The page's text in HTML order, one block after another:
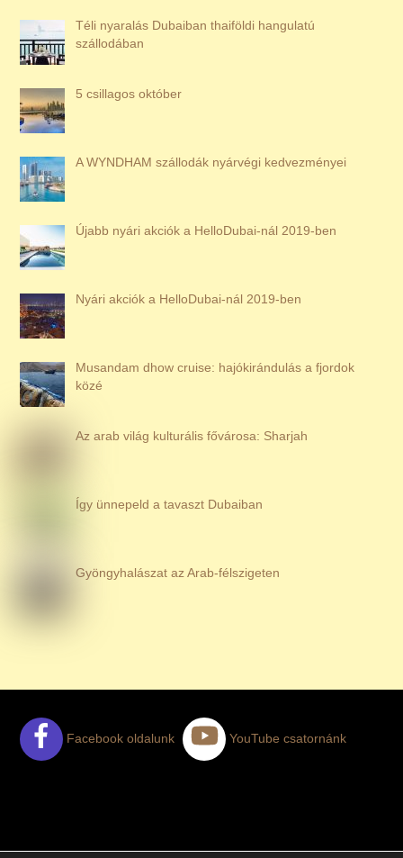
Téli nyaralás Dubaiban thaiföldi hangulatú
szállodában
5 csillagos október
A WYNDHAM szállodák nyárvégi kedvezményei
Újabb nyári akciók a HelloDubai-nál 2019-ben
Nyári akciók a HelloDubai-nál 2019-ben
Musandam dhow cruise: hajókirándulás a fjordok
közé
Az arab világ kulturális fővárosa: Sharjah
Így ünnepeld a tavaszt Dubaiban
Gyöngyhalászat az Arab-félszigeten
Facebook oldalunk YouTube csatornánk